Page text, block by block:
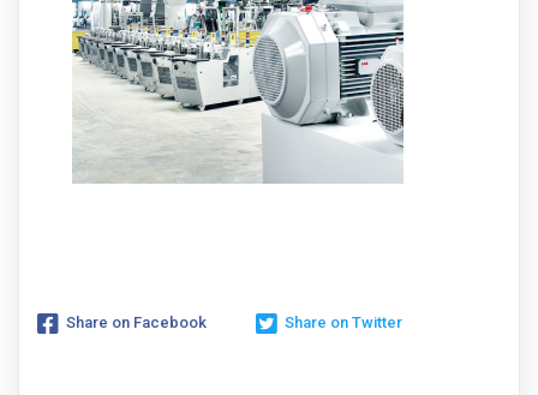
Share on Facebook Share on Twitter